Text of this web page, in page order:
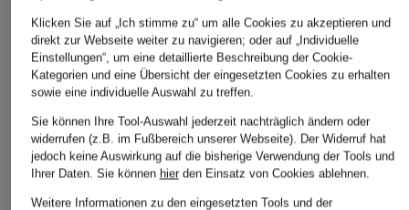
Klicken Sie auf „Ich stimme zu“ um alle Cookies zu akzeptieren und
direkt zur Webseite weiter zu navigieren; oder auf „Individuelle
Einstellungen“, um eine detaillierte Beschreibung der Cookie-
Kategorien und eine Übersicht der eingesetzten Cookies zu erhalten
sowie eine individuelle Auswahl zu treffen.
Sie können Ihre Tool-Auswahl jederzeit nachträglich ändern oder
widerrufen (z.B. im Fußbereich unserer Webseite). Der Widerruf hat
jedoch keine Auswirkung auf die bisherige Verwendung der Tools und
Ihrer Daten. Sie können hierden Einsatz von Cookies ablehnen.
Weitere Informationen zu den eingesetzten Tools und der